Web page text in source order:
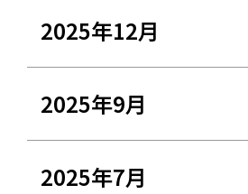
2025年12月
2025年9月
2025年7月